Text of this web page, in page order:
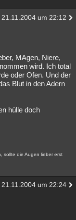
21.11.2004 um 22:12
MAgen, Niere,
wird. Ich total
oder Ofen. Und der
Blut in den Adern
hülle doch
sollte die Augen lieber erst
21.11.2004 um 22:24